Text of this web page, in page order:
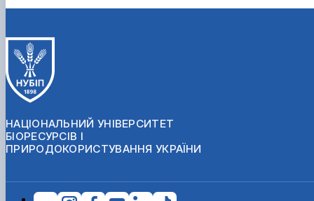
НАЦІОНАЛЬНИЙ УНІВЕРСИТЕТ
БІОРЕСУРСІВ І
ПРИРОДОКОРИСТУВАННЯ УКРАЇНИ